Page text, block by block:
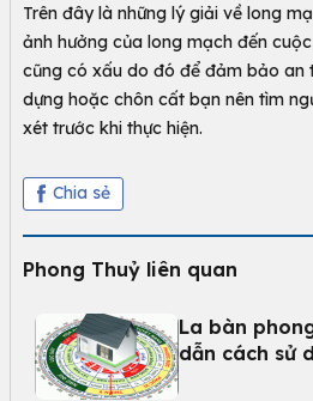
Trên đây là những lý giải về long
ảnh hưởng của long mạch đến
cũng có xấu do đó để đảm bảo an
dựng hoặc chôn cất bạn nên tìm
xét trước khi thực hiện.
Chia sẻ
Phong Thuỷ liên quan
La bàn
dẫn cách sử